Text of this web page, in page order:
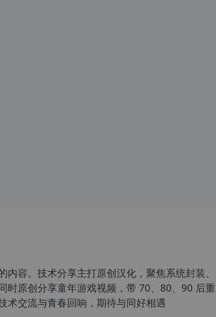
容。技术分享主打原创汉化，聚焦系统封装、
时原创分享童年游戏视频，带 70、80、90 后重
术交流与青春回响，期待与同好相遇